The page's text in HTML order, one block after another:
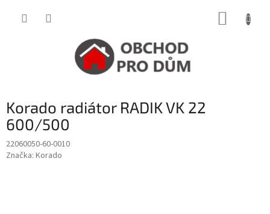
Korado radiátor RADIK VK 22
600/500
22060050-60-0010
Značka: Korado